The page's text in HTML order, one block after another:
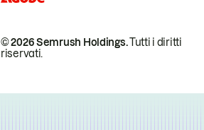
© 2026 Semrush Holdings.Tutti i diritti
riservati.